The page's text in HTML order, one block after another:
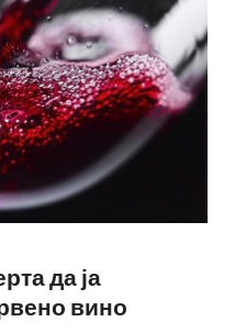
да ја
вино